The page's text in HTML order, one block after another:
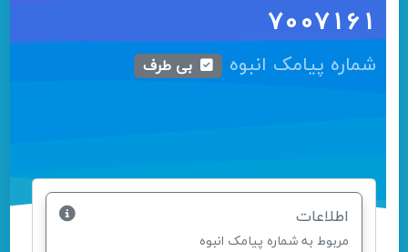
7007161
شماره پیامک انبوه بی طرف
اطلاعات
مربوط به شماره پیامک انبوه